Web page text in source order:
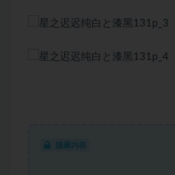
隐藏内容